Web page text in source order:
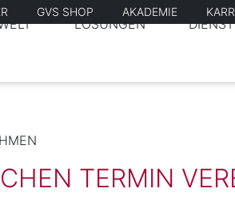
LÖSUNGEN
GVS SHOP AKADEMIE
TERMIN